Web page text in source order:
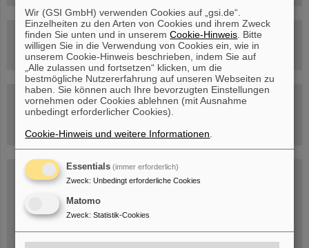
Rundflug über die FAIR-Baustelle
Besichtigung von GSI/FAIR –
jetzt Termin buchen!
Blog Beam On
Menschen
Wir (GSI GmbH) verwenden Cookies auf „gsi.de“.
Einzelheiten zu den Arten von Cookies und ihrem Zweck
finden Sie unten und in unseremCookie-Hinweis . Bitte
willigen Sie in die Verwendung von Cookies ein, wie in
unserem Cookie-Hinweis beschrieben, indem Sie auf
„Alle zulassen und fortsetzen“ klicken, um die
bestmögliche Nutzererfahrung auf unseren Webseiten zu
haben. Sie können auch Ihre bevorzugten Einstellungen
vornehmen oder Cookies ablehnen (mit Ausnahme
unbedingt erforderlicher Cookies).
Cookie-Hinweis und weitere Informationen
Essentials (immer erforderlich)
Zweck: Unbedingt erforderliche Cookies
Matomo
Zweck: Statistik-Cookies